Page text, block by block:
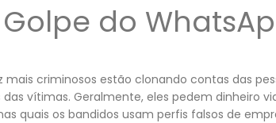
do
mais criminosos estão clonando contas das
vítimas. Geralmente, eles pedem dinheiro
quais os bandidos usam perfis falsos de